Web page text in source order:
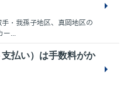
・我孫子地区、真岡地区の
ー...
払い）は手数料がか